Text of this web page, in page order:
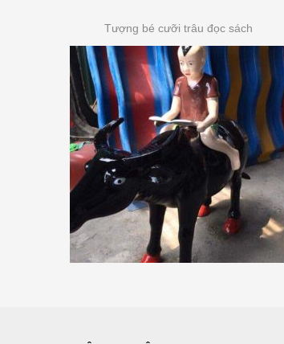
Tượng bé cưỡi trâu đọc sách